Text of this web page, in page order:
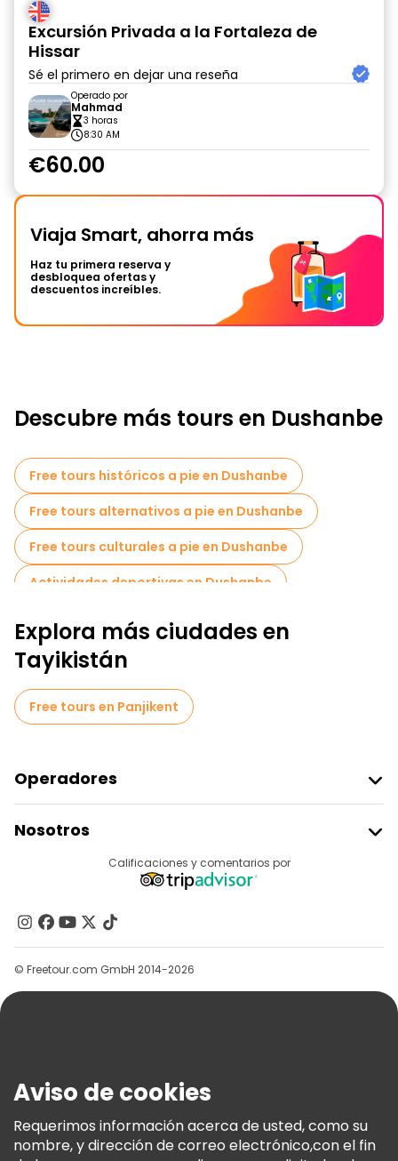
Excursión Privada a la Fortaleza de
Hissar
Sé el primero en dejar una reseña
Operado por
Mahmad
3 horas
8:30 AM
€60.00
Viaja Smart, ahorra más
Haz tu primera reserva y
desbloquea ofertas y
descuentos increíbles.
Descubre más tours en Dushanbe
Free tours históricos a pie en Dushanbe
Free tours alternativos a pie en Dushanbe
Free tours culturales a pie en Dushanbe
Actividades deportivas en Dushanbe
Museos en Dushanbe
Free tours de un día en Dushanbe
Tours en bicicleta en Dushanbe
Free tours cerca Ayni Opera House
Explora más ciudades en
Tayikistán
Free tours en Panjikent
Operadores
Acceder Como Proveedor
Programa De Afiliados
Nosotros
Contacto
Grupos
Ayuda
Términos E Información Legal
Política De Cookies
Freetour Premios
Calificaciones y comentarios por
© Freetour.com GmbH 2014-2026
Aviso de cookies
Requerimos información acerca de usted, como su
nombre, y dirección de correo electrónico,con el fin